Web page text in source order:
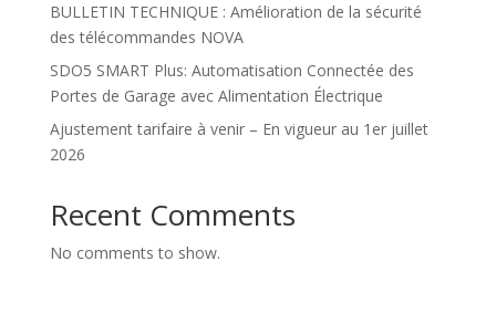
BULLETIN TECHNIQUE : Amélioration de la sécurité
des télécommandes NOVA
SDO5 SMART Plus: Automatisation Connectée des
Portes de Garage avec Alimentation Électrique
Ajustement tarifaire à venir – En vigueur au 1er juillet
2026
Recent Comments
No comments to show.